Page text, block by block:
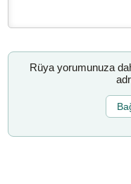
Rüya yorumunuza